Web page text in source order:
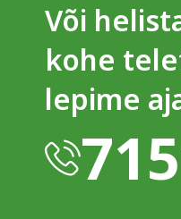
Või
kohe
lepime